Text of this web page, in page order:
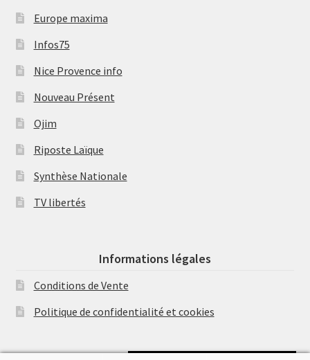
Europe maxima
Infos75
Nice Provence info
Nouveau Présent
Ojim
Riposte Laïque
Synthèse Nationale
TV libertés
Informations légales
Conditions de Vente
Politique de confidentialité et cookies